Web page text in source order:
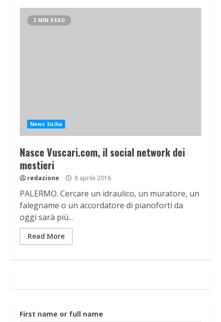
2 MIN READ
News Sicilia
Nasce Vuscari.com, il social network dei
mestieri
redazione 8 aprile 2016
PALERMO. Cercare un idraulico, un muratore, un
falegname o un accordatore di pianoforti da
oggi sarà più...
Read More
First name or full name